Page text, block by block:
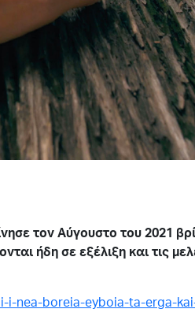
τον Αύγουστο του 2021
ήδη σε εξέλιξη και τις
i-nea-boreia-eyboia-ta-erga-